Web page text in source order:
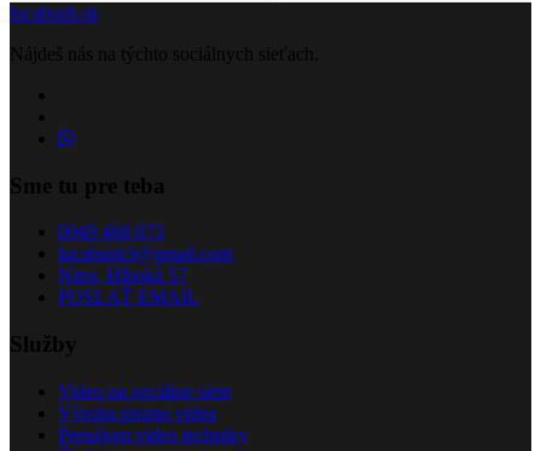
lucabush.sk
Nájdeš nás na týchto sociálnych sieťach.
Sme tu pre teba
0949 468 873
lucabush3@gmail.com
Nitra, Hlboká 57
POSLAŤ EMAIL
Služby
Video na sociálne siete
Výroba promo videa
Prenájom video techniky